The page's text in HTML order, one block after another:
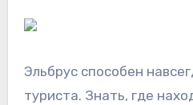
Эльбрус способен
туриста. Знать, где